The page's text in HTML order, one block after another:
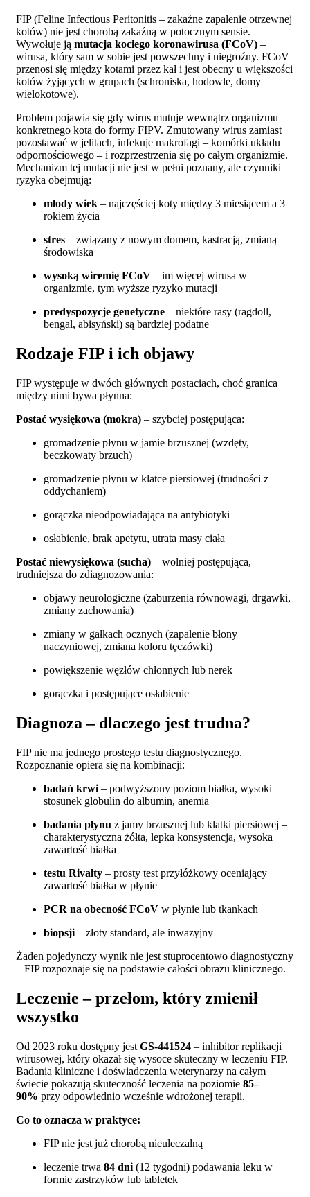
FIP (Feline Infectious Peritonitis – zakaźne zapalenie otrzewnej
kotów) nie jest chorobą zakaźną w potocznym sensie.
Wywołuje ją mutacja kociego koronawirusa (FCoV) –
wirusa, który sam w sobie jest powszechny i niegroźny. FCoV
przenosi się między kotami przez kał i jest obecny u większości
kotów żyjących w grupach (schroniska, hodowle, domy
wielokotowe).
Problem pojawia się gdy wirus mutuje wewnątrz organizmu
konkretnego kota do formy FIPV. Zmutowany wirus zamiast
pozostawać w jelitach, infekuje makrofagi – komórki układu
odpornościowego – i rozprzestrzenia się po całym organizmie.
Mechanizm tej mutacji nie jest w pełni poznany, ale czynniki
ryzyka obejmują:
młody wiek – najczęściej koty między 3 miesiącem a 3
rokiem życia
stres – związany z nowym domem, kastracją, zmianą
środowiska
wysoką wiremię FCoV – im więcej wirusa w
organizmie, tym wyższe ryzyko mutacji
predyspozycje genetyczne – niektóre rasy (ragdoll,
bengal, abisyński) są bardziej podatne
Rodzaje FIP i ich objawy
FIP występuje w dwóch głównych postaciach, choć granica
między nimi bywa płynna:
Postać wysiękowa (mokra) – szybciej postępująca:
gromadzenie płynu w jamie brzusznej (wzdęty,
beczkowaty brzuch)
gromadzenie płynu w klatce piersiowej (trudności z
oddychaniem)
gorączka nieodpowiadająca na antybiotyki
osłabienie, brak apetytu, utrata masy ciała
Postać niewysiękowa (sucha) – wolniej postępująca,
trudniejsza do zdiagnozowania:
objawy neurologiczne (zaburzenia równowagi, drgawki,
zmiany zachowania)
zmiany w gałkach ocznych (zapalenie błony
naczyniowej, zmiana koloru tęczówki)
powiększenie węzłów chłonnych lub nerek
gorączka i postępujące osłabienie
Diagnoza – dlaczego jest trudna?
FIP nie ma jednego prostego testu diagnostycznego.
Rozpoznanie opiera się na kombinacji:
badań krwi – podwyższony poziom białka, wysoki
stosunek globulin do albumin, anemia
badania płynu z jamy brzusznej lub klatki piersiowej –
charakterystyczna żółta, lepka konsystencja, wysoka
zawartość białka
testu Rivalty – prosty test przyłóżkowy oceniający
zawartość białka w płynie
PCR na obecność FCoV w płynie lub tkankach
biopsji – złoty standard, ale inwazyjny
Żaden pojedynczy wynik nie jest stuprocentowo diagnostyczny
– FIP rozpoznaje się na podstawie całości obrazu klinicznego.
Leczenie – przełom, który zmienił
wszystko
Od 2023 roku dostępny jest GS-441524 – inhibitor replikacji
wirusowej, który okazał się wysoce skuteczny w leczeniu FIP.
Badania kliniczne i doświadczenia weterynarzy na całym
świecie pokazują skuteczność leczenia na poziomie 85–
90% przy odpowiednio wcześnie wdrożonej terapii.
Co to oznacza w praktyce:
FIP nie jest już chorobą nieuleczalną
leczenie trwa 84 dni (12 tygodni) podawania leku w
formie zastrzyków lub tabletek